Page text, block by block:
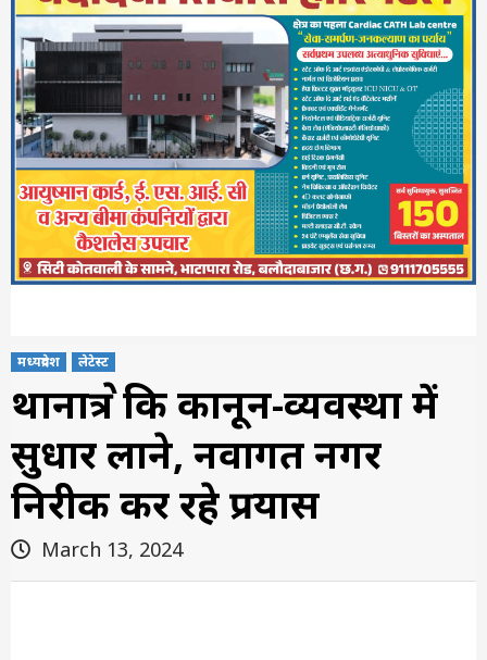
मध्यप्रदेश लेटेस्ट
थानाक्षेत्र कि कानून-व्यवस्था में
सुधार लाने, नवागत नगर
निरीक्षक कर रहे प्रयास
March 13, 2024